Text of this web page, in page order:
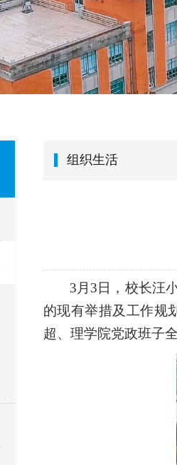
组织生活
3 月 3 日，校长汪
的现有举措及工作规
超、理学院党政班子